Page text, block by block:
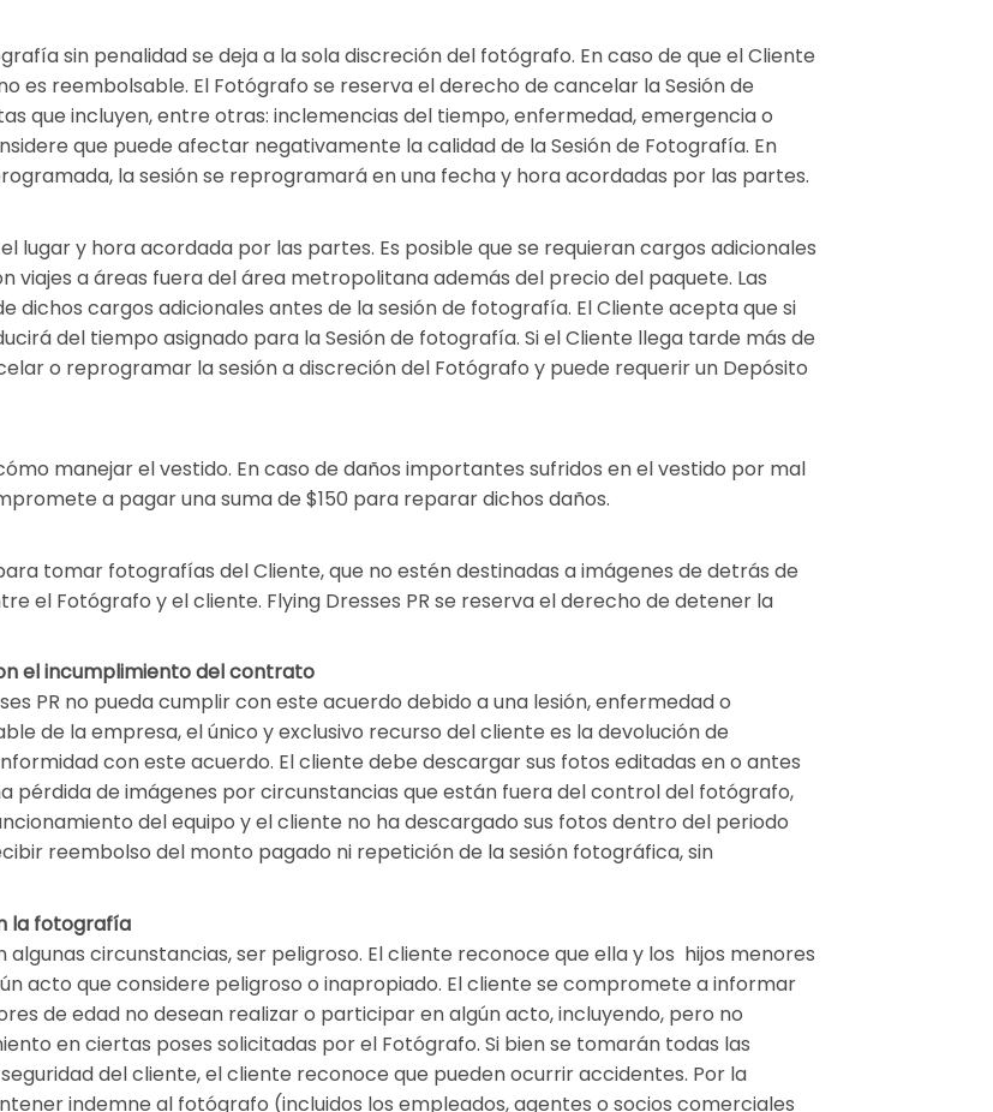
sin penalidad se deja a la sola discreción del fotógrafo. En caso de que el Cliente
es reembolsable. El Fotógrafo se reserva el derecho de cancelar la Sesión de
que incluyen, entre otras: inclemencias del tiempo, enfermedad, emergencia o
que puede afectar negativamente la calidad de la Sesión de Fotografía. En
la sesión se reprogramará en una fecha y hora acordadas por las partes.
lugar y hora acordada por las partes. Es posible que se requieran cargos adicionales
viajes a áreas fuera del área metropolitana además del precio del paquete. Las
cargos adicionales antes de la sesión de fotografía. El Cliente acepta que si
del tiempo asignado para la Sesión de fotografía. Si el Cliente llega tarde más de
o reprogramar la sesión a discreción del Fotógrafo y puede requerir un Depósito
manejar el vestido. En caso de daños importantes sufridos en el vestido por mal
a pagar una suma de $150 para reparar dichos daños.
tomar fotografías del Cliente, que no estén destinadas a imágenes de detrás de
el Fotógrafo y el cliente. Flying Dresses PR se reserva el derecho de detener la
el incumplimiento del contrato
PR no pueda cumplir con este acuerdo debido a una lesión, enfermedad o
de la empresa, el único y exclusivo recurso del cliente es la devolución de
con este acuerdo. El cliente debe descargar sus fotos editadas en o antes
pérdida de imágenes por circunstancias que están fuera del control del fotógrafo,
del equipo y el cliente no ha descargado sus fotos dentro del periodo
reembolso del monto pagado ni repetición de la sesión fotográfica, sin
la fotografía
circunstancias, ser peligroso. El cliente reconoce que ella y los hijos menores
acto que considere peligroso o inapropiado. El cliente se compromete a informar
de edad no desean realizar o participar en algún acto, incluyendo, pero no
en ciertas poses solicitadas por el Fotógrafo. Si bien se tomarán todas las
del cliente, el cliente reconoce que pueden ocurrir accidentes. Por la
indemne al fotógrafo (incluidos los empleados, agentes o socios comerciales